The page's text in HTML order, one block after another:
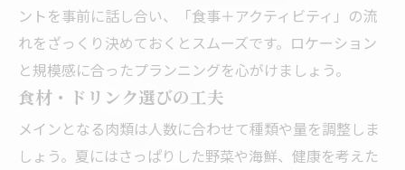
ントを事前に話し合い、「食事＋アクティビティ」の流
れをざっくり決めておくとスムーズです。ロケーション
と規模感に合ったプランニングを心がけましょう。
食材・ドリンク選びの工夫
メインとなる肉類は人数に合わせて種類や量を調整しま
しょう。夏にはさっぱりした野菜や海鮮、健康を考えた